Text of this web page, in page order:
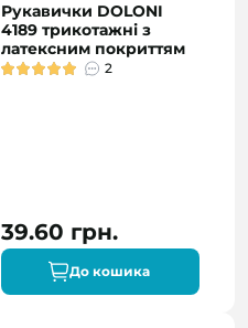
Рукавички DOLONI
4189 трикотажні з
латексним покриттям
2
39.60 грн.
До кошика